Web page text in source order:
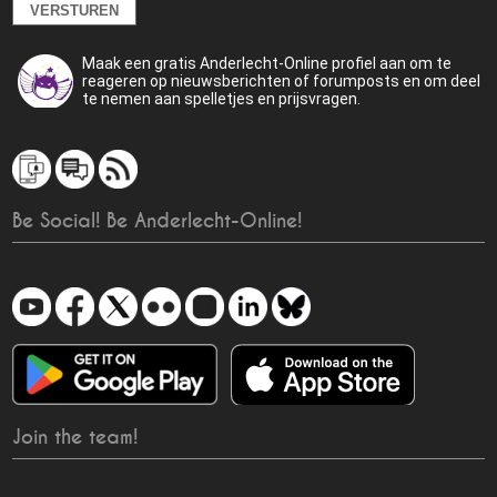
Maak een gratis Anderlecht-Online profiel aan om te
reageren op nieuwsberichten of forumposts en om deel
te nemen aan spelletjes en prijsvragen.
Be Social! Be Anderlecht-Online!
Join the team!